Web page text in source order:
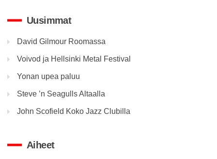
Uusimmat
David Gilmour Roomassa
Voivod ja Hellsinki Metal Festival
Yonan upea paluu
Steve ’n Seagulls Altaalla
John Scofield Koko Jazz Clubilla
Aiheet